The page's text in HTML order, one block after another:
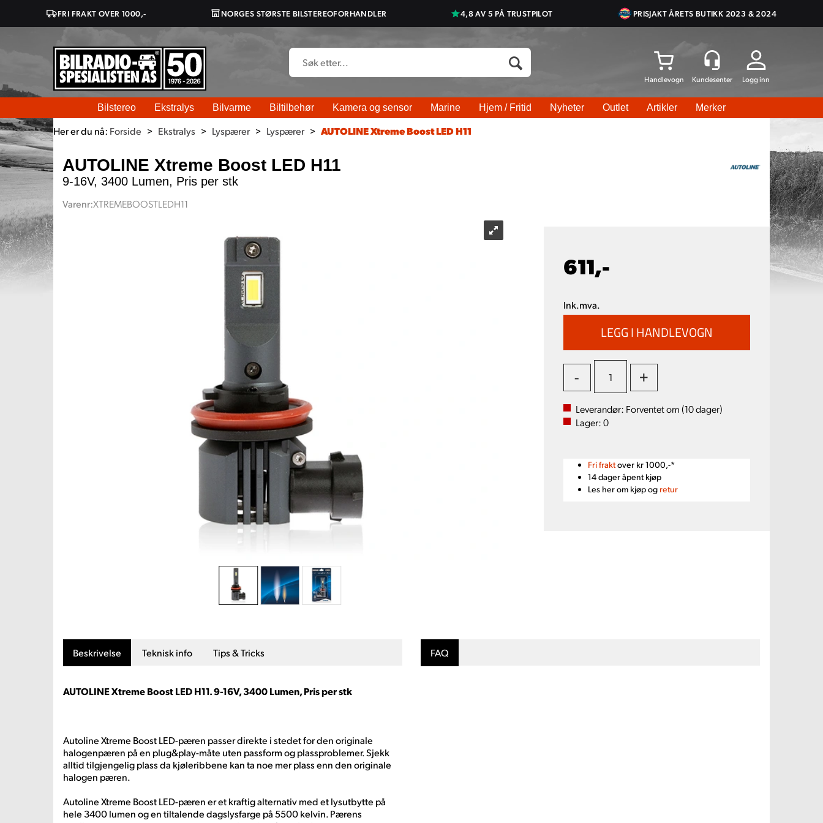
FRI FRAKT OVER 1000,- NORGES STØRSTE BILSTEREOFORHANDLER 4,8 AV 5 PÅ TRUSTPILOT PRISJAKT ÅRETS BUTIKK 2023 & 2024
Logg inn
Bilstereo Ekstralys Bilvarme Biltilbehør Kamera og sensor Marine Hjem / Fritid Nyheter Outlet Artikler Merker
Her er du nå: Forside > Ekstralys > Lyspærer > Lyspærer > AUTOLINE Xtreme Boost LED H11
AUTOLINE Xtreme Boost LED H11
9-16V, 3400 Lumen, Pris per stk
Varenr:XTREMEBOOSTLEDH11
611,-
Ink.mva.
- +
Leverandør: Forventet om (10dager)
Lager:0
Fri fraktover kr 1000,-*
14 dager åpent kjøp
Les her om kjøp og retur
Beskrivelse Teknisk info Tips & Tricks
AUTOLINE Xtreme Boost LED H11. 9-16V, 3400 Lumen, Pris per stk
Autoline Xtreme Boost LED-pæren passer direkte i stedet for den originale
halogenpæren på en plug&play-måte uten passform og plassproblemer. Sjekk
alltid tilgjengelig plass da kjøleribbene kan ta noe mer plass enn den originale
halogen pæren.
Autoline Xtreme Boost LED-pæren er et kraftig alternativ med et lysutbytte på
hele 3400 lumen og en tiltalende dagslysfarge på 5500 kelvin. Pærens
FAQ